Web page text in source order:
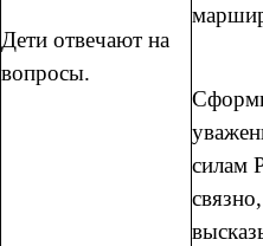
Дети отвечают на
вопросы.
силам